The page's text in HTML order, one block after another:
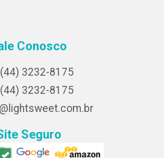
Conosco
(44) 3232-8175
(44) 3232-8175
Seguro